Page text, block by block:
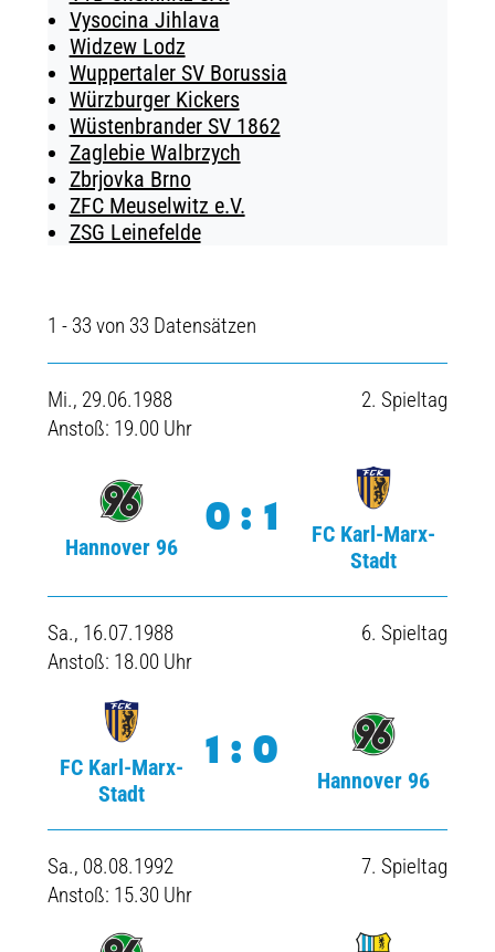
Vysocina Jihlava
Widzew Lodz
Wuppertaler SV Borussia
Würzburger Kickers
Wüstenbrander SV 1862
Zaglebie Walbrzych
Zbrjovka Brno
ZFC Meuselwitz e.V.
ZSG Leinefelde
1 - 33 von 33 Datensätzen
Mi., 29.06.1988
Anstoß: 19.00 Uhr
2. Spieltag
Hannover 96
0:1
FC Karl-Marx-
Stadt
Sa., 16.07.1988
Anstoß: 18.00 Uhr
6. Spieltag
FC Karl-Marx-
Stadt
1:0
Hannover 96
Sa., 08.08.1992
Anstoß: 15.30 Uhr
7. Spieltag